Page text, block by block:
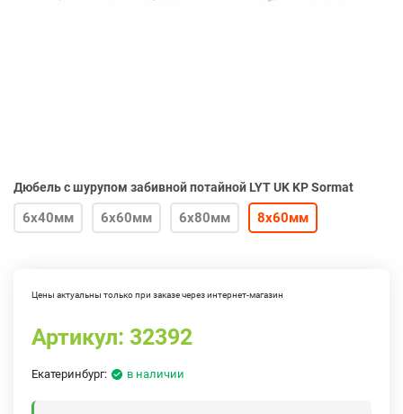
Дюбель с шурупом забивной потайной LYT UK KP Sormat
6х40мм 6х60мм 6х80мм 8х60мм
Цены актуальны только при заказе через интернет-магазин
Артикул: 32392
Екатеринбург: в наличии